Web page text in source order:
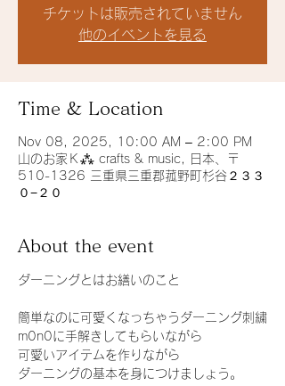
チケットは販売されていません
他のイベントを見る
Time & Location
Nov 08, 2025, 10:00 AM – 2:00 PM
山のお家Ｋ⁂ crafts & music, 日本、〒
510-1326 三重県三重郡菰野町杉谷２３３
０−２０
About the event
ダーニングとはお繕いのこと
簡単なのに可愛くなっちゃうダーニング刺繍
m0n0に手解きしてもらいながら
可愛いアイテムを作りながら
ダーニングの基本を身につけましょう。